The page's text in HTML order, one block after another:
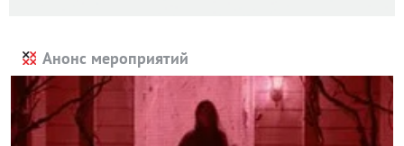
Анонс мероприятий